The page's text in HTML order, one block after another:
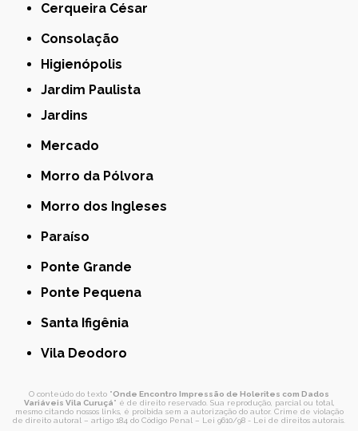
Cerqueira César
Consolação
Higienópolis
Jardim Paulista
Jardins
Mercado
Morro da Pólvora
Morro dos Ingleses
Paraíso
Ponte Grande
Ponte Pequena
Santa Ifigênia
Vila Deodoro
O conteúdo do texto "Onde Encontro Impressão de Holerites com Dados
Variáveis Vila Curuçá" é de direito reservado. Sua reprodução, parcial ou total,
mesmo citando nossos links, é proibida sem a autorização do autor. Crime de violação
de direito autoral – artigo 184 do Código Penal – Lei 9610/98 - Lei de direitos autorais.